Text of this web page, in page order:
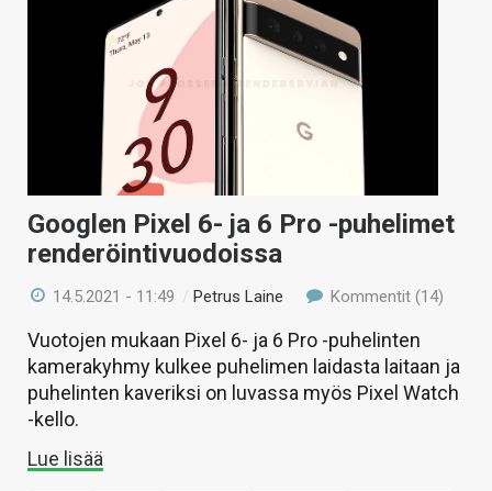
Googlen Pixel 6- ja 6 Pro -puhelimet
renderöintivuodoissa
14.5.2021 - 11:49 /Petrus Laine Kommentit (14)
Vuotojen mukaan Pixel 6- ja 6 Pro -puhelinten
kamerakyhmy kulkee puhelimen laidasta laitaan ja
puhelinten kaveriksi on luvassa myös Pixel Watch
-kello.
Lue lisää